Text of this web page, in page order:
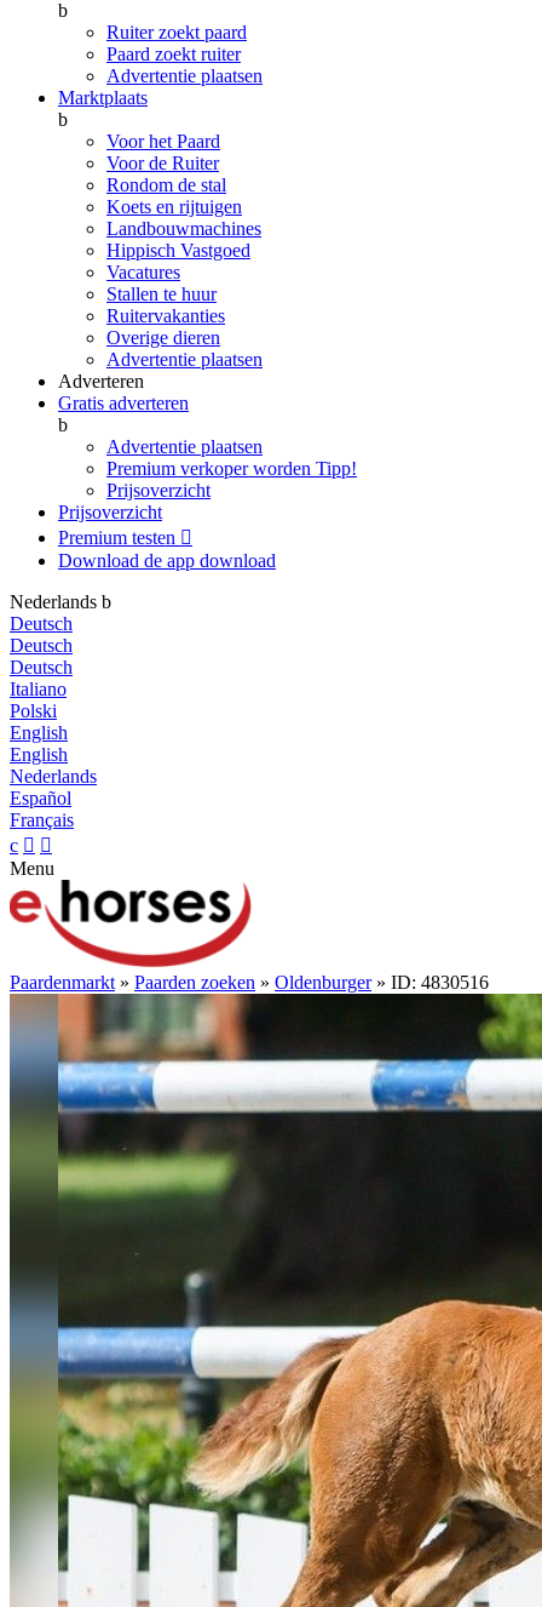
b
Ruiter zoekt paard
Paard zoekt ruiter
Advertentie plaatsen
Marktplaats
b
Voor het Paard
Voor de Ruiter
Rondom de stal
Koets en rijtuigen
Landbouwmachines
Hippisch Vastgoed
Vacatures
Stallen te huur
Ruitervakanties
Overige dieren
Advertentie plaatsen
Adverteren
Gratis adverteren
b
Advertentie plaatsen
Premium verkoper worden Tipp!
Prijsoverzicht
Prijsoverzicht
Premium testen 
Download de app download
Nederlands b
Deutsch
Deutsch
Deutsch
Italiano
Polski
English
English
Nederlands
Español
Français
c  
Menu
Paardenmarkt » Paarden zoeken » Oldenburger» ID: 4830516